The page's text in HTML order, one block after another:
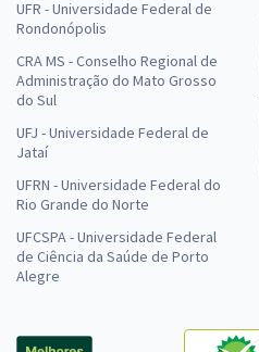
UFR - Universidade Federal de
Rondonópolis
CRA MS - Conselho Regional de
Administração do Mato Grosso
do Sul
UFJ - Universidade Federal de
Jataí
UFRN - Universidade Federal do
Rio Grande do Norte
UFCSPA - Universidade Federal
de Ciência da Saúde de Porto
Alegre